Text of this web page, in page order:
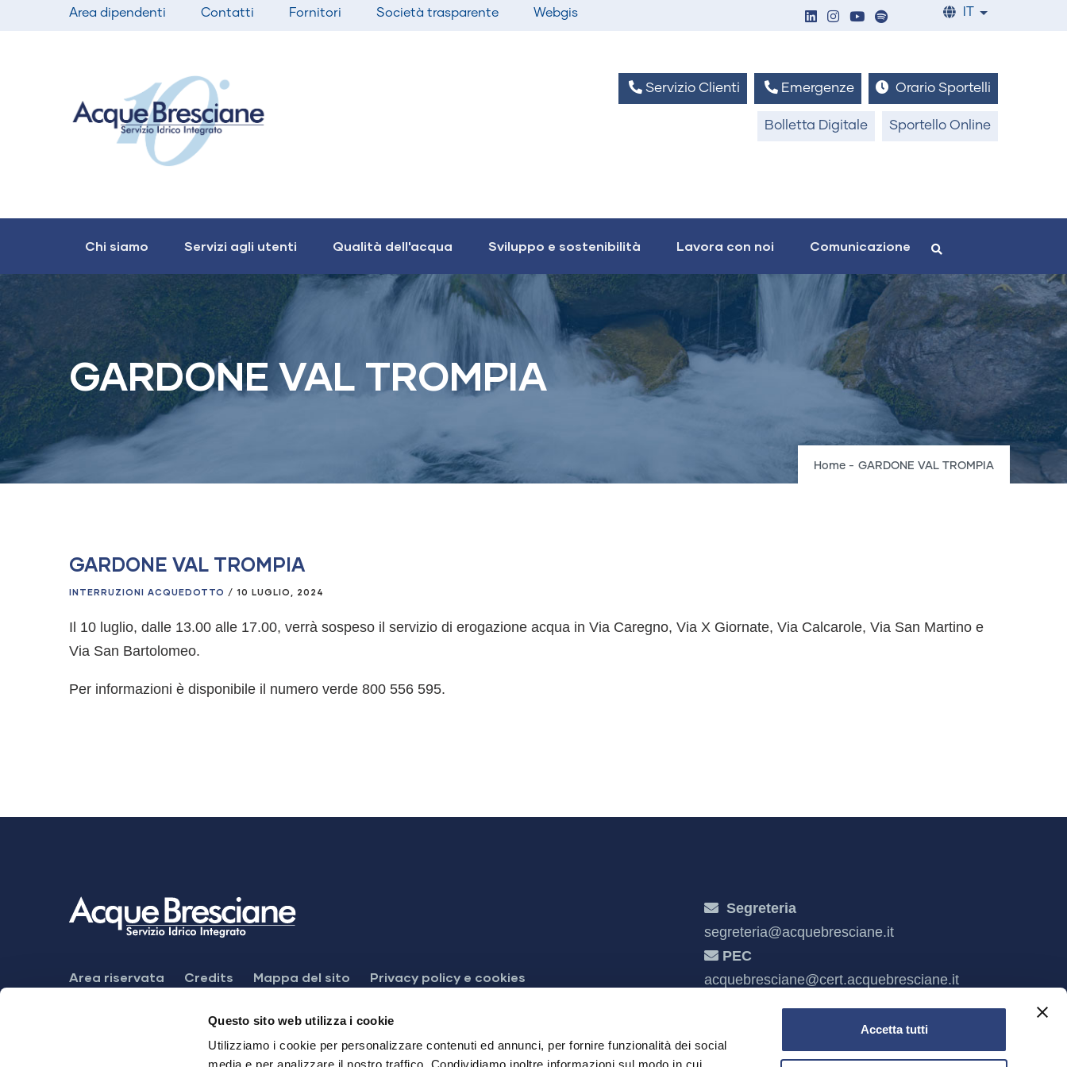
Questo sito web utilizza i cookie
Utilizziamo i cookie per personalizzare contenuti ed annunci, per fornire funzionalità dei social
Accetta tutti
Top
Area dipendenti Contatti Fornitori Società trasparente Webgis List
Servizio Clienti Emergenze Orario Sportelli
Bolletta Digitale Sportello Online
navigation
Chi siamo Servizi agli utenti Qualità dell'acqua Sviluppo e sostenibilità Lavora con noi Comunicazione
GARDONE VAL TROMPIA
Breadcrumb
Home - GARDONE VAL TROMPIA
GARDONE VAL TROMPIA
INTERRUZIONI ACQUEDOTTO / 10 LUGLIO, 2024
Il 10 luglio, dalle 13.00 alle 17.00, verrà sospeso il servizio di erogazione acqua in Via Caregno, Via X Giornate, Via Calcarole, Via San Martino e
Via San Bartolomeo.
Per informazioni è disponibile il numero verde 800 556 595.
Footer
Menu
Area riservata Credits Mappa del sito Privacy policy e cookies
Meccanismo di feedback Dichiarazione di accessibilità
Segreteria
segreteria@acquebresciane.it
PEC
acquebresciane@cert.acquebresciane.it